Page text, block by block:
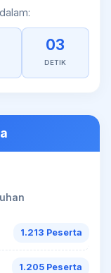
03
DETIK
1.213 Peserta
1.205 Peserta